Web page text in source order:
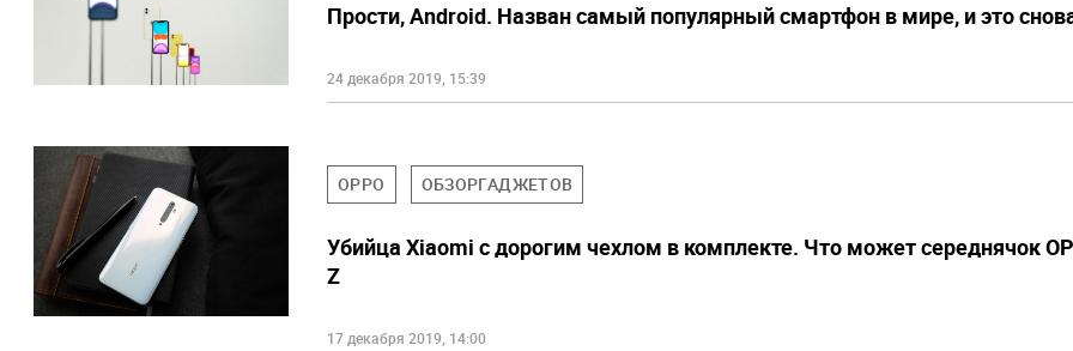
Прости, Android. Назван самый популярный смартфон в мире, и это
24 декабря 2019, 15:39
OPPO ОБЗОРГАДЖЕТОВ
Убийца Xiaomi с дорогим чехлом в комплекте. Что может середнячок
Z
17 декабря 2019, 14:00